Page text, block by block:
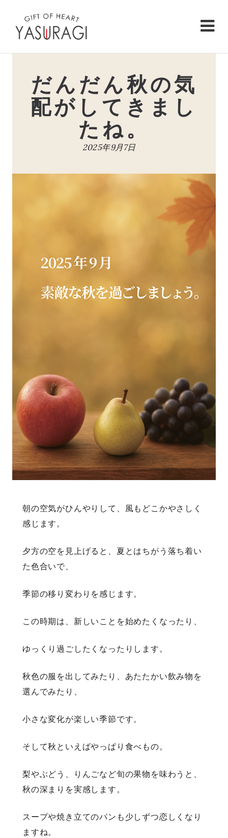
content
だんだん秋の気
配がしてきまし
たね。
2025年9月7日
朝の空気がひんやりして、風もどこかやさしく
感じます。
夕方の空を見上げると、夏とはちがう落ち着い
た色合いで、
季節の移り変わりを感じます。
この時期は、新しいことを始めたくなったり、
ゆっくり過ごしたくなったりします。
秋色の服を出してみたり、あたたかい飲み物を
選んでみたり、
小さな変化が楽しい季節です。
そして秋といえばやっぱり食べもの。
梨やぶどう、りんごなど旬の果物を味わうと、
秋の深まりを実感します。
スープや焼き立てのパンも少しずつ恋しくなり
ますね。